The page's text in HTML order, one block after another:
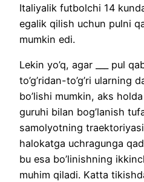
Italiyalik futbolchi 14
egalik qilish uchun pulni
mumkin edi.
Lekin yo’q, agar ___ pul
to’g’ridan-to’g’ri ularning
bo’lishi mumkin, aks
guruhi bilan bog’lanish
samolyotning
halokatga uchragunga
bu esa bo’linishning
muhim qiladi. Katta